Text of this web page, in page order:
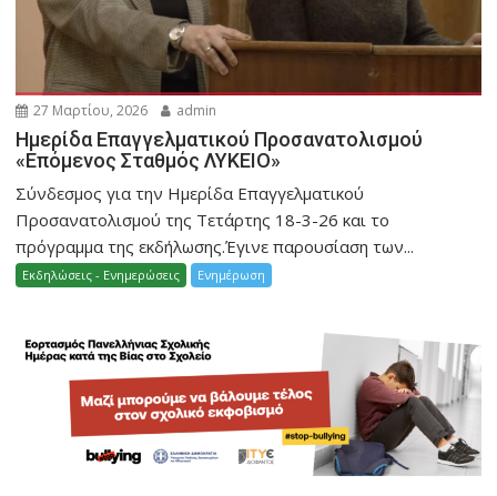
27 Μαρτίου, 2026 admin
Ημερίδα Επαγγελματικού Προσανατολισμού
«Επόμενος Σταθμός ΛΥΚΕΙΟ»
Σύνδεσμος για την Ημερίδα Επαγγελματικού
Προσανατολισμού της Τετάρτης 18-3-26 και το
πρόγραμμα της εκδήλωσης.Έγινε παρουσίαση των...
Εκδηλώσεις - Ενημερώσεις Ενημέρωση